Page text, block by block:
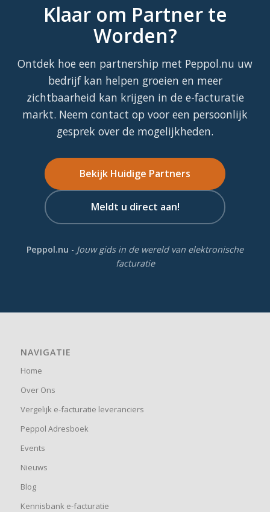
Klaar om Partner te
Worden?
Ontdek hoe een partnership met Peppol.nu uw
bedrijf kan helpen groeien en meer
zichtbaarheid kan krijgen in de e-facturatie
markt. Neem contact op voor een persoonlijk
gesprek over de mogelijkheden.
Bekijk Huidige Partners
Meldt u direct aan!
Peppol.nu - Jouw gids in de wereld van elektronische
facturatie
NAVIGATIE
Home
Over Ons
Vergelijk e-facturatie leveranciers
Peppol Adresboek
Events
Nieuws
Blog
Kennisbank e-facturatie